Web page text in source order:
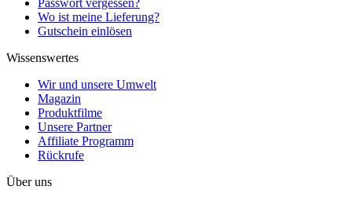
Passwort vergessen?
Wo ist meine Lieferung?
Gutschein einlösen
Wissenswertes
Wir und unsere Umwelt
Magazin
Produktfilme
Unsere Partner
Affiliate Programm
Rückrufe
Über uns